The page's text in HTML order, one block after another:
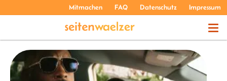
Mitmachen FAQ Datenschutz Impressum
THEMEN